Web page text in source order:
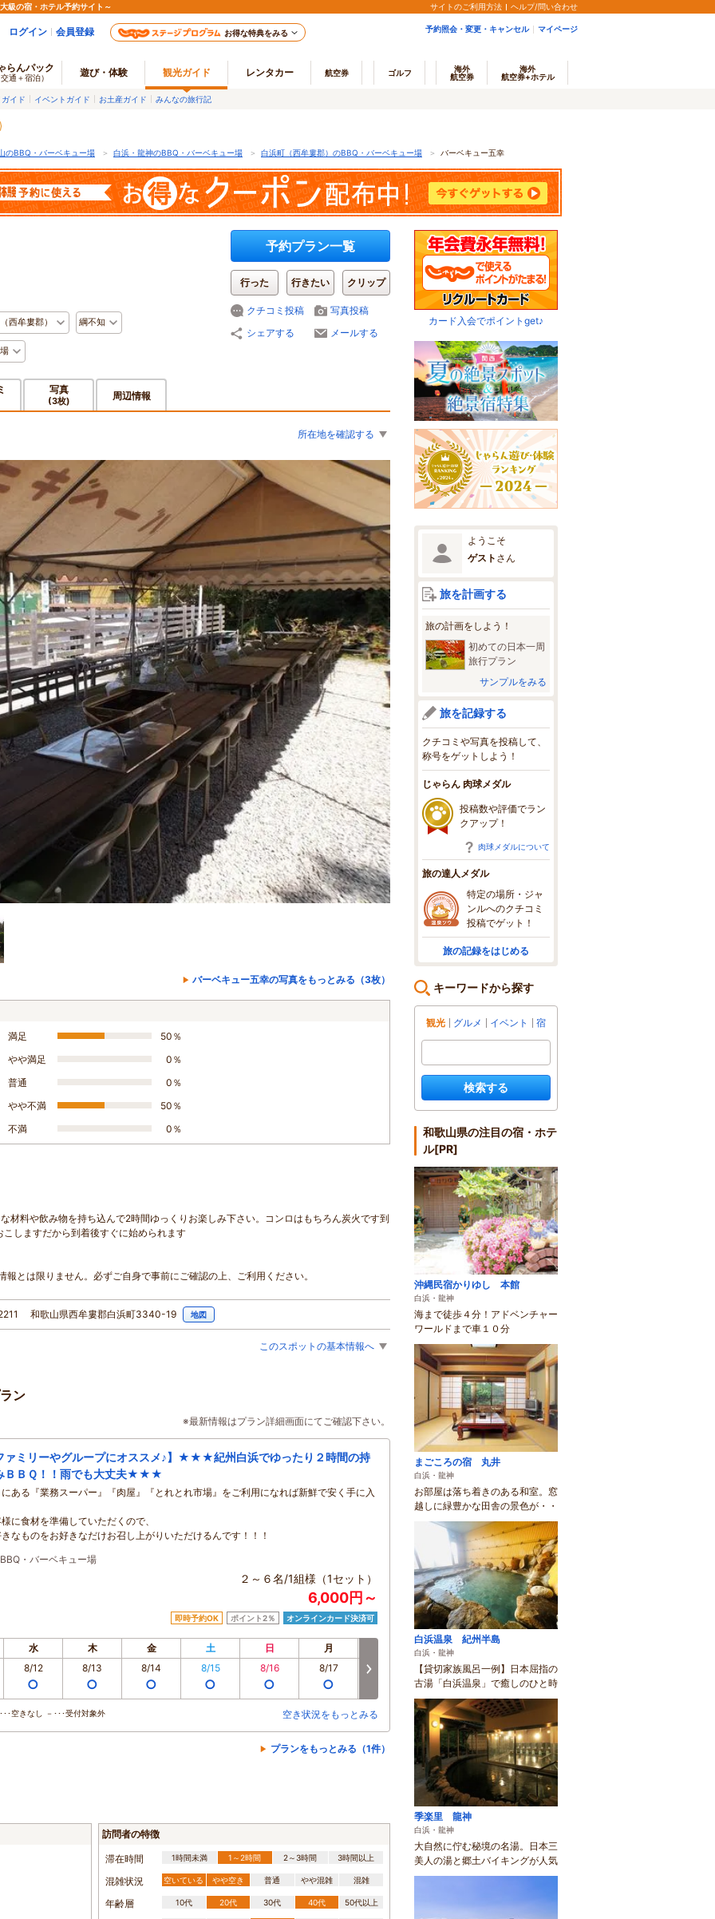
級の宿・ホテル予約サイト～ サイトのご利用方法 ヘルプ/問い合わせ
ログイン 会員登録 お得な特典をみる 予約照会・変更・キャンセル マイページ
らんパック
通＋宿泊） 遊び・体験 観光ガイド レンタカー 航空券 ゴルフ
海外
航空券
海外
航空券+ホテル
イド イベントガイド お土産ガイド みんなの旅行記
のBBQ・バーベキュー場 ＞ 白浜・龍神のBBQ・バーベキュー場 ＞ 白浜町（西牟婁郡）のBBQ・バーベキュー場 ＞ バーベキュー五幸
西牟婁郡） 綱不知
予約プラン一覧
行った 行きたい クリップ
クチコミ投稿
写真投稿
シェアする
メールする
写真
(3枚) 周辺情報
所在地を確認する
バーベキュー五幸の写真をもっとみる（3枚）
満足
50％
やや満足
0％
普通
0％
やや不満
50％
不満
0％
材料や飲み物を持ち込んで2時間ゆっくりお楽しみ下さい。コンロはもちろん炭火です到
しますだから到着後すぐに始められます
とは限りません。必ずご自身で事前にご確認の上、ご利用ください。
和歌山県西牟婁郡白浜町3340-19 地図
このスポットの基本情報へ
ン
※最新情報はプラン詳細画面にてご確認下さい。
ァミリーやグループにオススメ♪】★★★紀州白浜でゆったり２時間の持
ＢＢＱ！！雨でも大丈夫★★★
ある『業務スーパー』『肉屋』『とれとれ市場』をご利用になれば新鮮で安く手に入
に食材を準備していただくので、
なものをお好きなだけお召し上がりいただけるんです！！！
BBQ・バーベキュー場
２～６名/1組様（1セット）
6,000円～
即時予約OK ポイント2％ オンラインカード決済可
水 木 金 土 日 月 水
8/12
○
8/13
○
8/14
○
8/15
○
8/16
○
8/17
○
8/19
○
8/20
○
8/21
･空きなし －･･･受付対象外 空き状況をもっとみる
プランをもっとみる（1件）
訪問者の特徴
滞在時間 1時間未満 1～2時間 2～3時間 3時間以上
混雑状況 空いている やや空き 普通 やや混雑 混雑
年齢層 10代 20代 30代 40代 50代以上
カード入会でポイントget♪
ようこそ
ゲスト さん
旅を計画する
旅の計画をしよう！
初めての日本一周
旅行プラン
サンプルをみる
旅を記録する
クチコミや写真を投稿して、
称号をゲットしよう！
じゃらん 肉球メダル
投稿数や評価でラン
クアップ！
肉球メダルについて
旅の達人メダル
特定の場所・ジャ
ンルへのクチコミ
投稿でゲット！
旅の記録をはじめる
キーワードから探す
観光 グルメ イベント 宿
検索する
和歌山県の注目の宿・ホテ
ル[PR]
沖縄民宿かりゆし 本館
白浜・龍神
海まで徒歩４分！アドベンチャー
ワールドまで車１０分
まごころの宿 丸井
白浜・龍神
お部屋は落ち着きのある和室。窓
越しに緑豊かな田舎の景色が・・
白浜温泉 紀州半島
白浜・龍神
【貸切家族風呂一例】日本屈指の
古湯「白浜温泉」で癒しのひと時
季楽里 龍神
白浜・龍神
大自然に佇む秘境の名湯。日本三
美人の湯と郷土バイキングが人気